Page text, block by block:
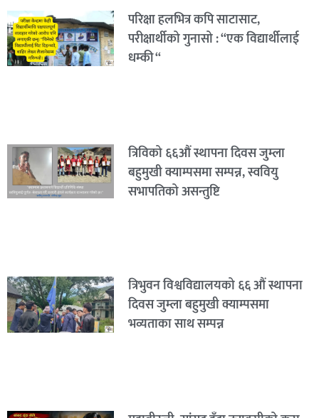
परिक्षा हलभित्र कपि साटासाट,
परीक्षार्थीको गुनासो : “एक विद्यार्थीलाई
धम्की “
त्रिविको ६६औं स्थापना दिवस जुम्ला
बहुमुखी क्याम्पसमा सम्पन्न, स्ववियु
सभापतिको असन्तुष्टि
त्रिभुवन विश्वविद्यालयको ६६ औं स्थापना
दिवस जुम्ला बहुमुखी क्याम्पसमा
भव्यताका साथ सम्पन्न